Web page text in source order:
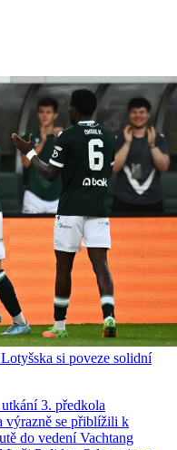
si poveze solidní
3. předkola
výrazně se přiblížili k
do vedení Vachtang